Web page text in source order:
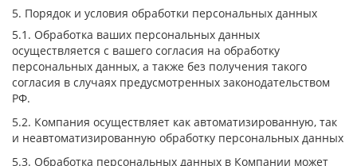
5. Порядок и условия обработки персональных данных
5.1. Обработка ваших персональных данных
осуществляется с вашего согласия на обработку
персональных данных, а также без получения такого
согласия в случаях предусмотренных законодательством
РФ.
5.2. Компания осуществляет как автоматизированную, так
и неавтоматизированную обработку персональных данных
5.3. Обработка персональных данных в Компании может